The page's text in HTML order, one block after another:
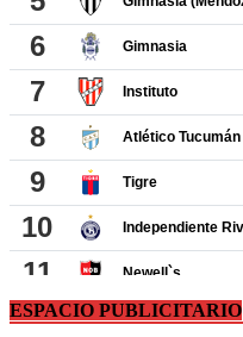
ESPACIO PUBLICITARIO